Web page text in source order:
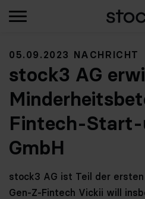
05.09.2023 NACHRICHT
stock3 AG
Fintech-Start-
GmbH
stock3 AG ist Teil der ersten
Gen-Z-Fintech Vickii will